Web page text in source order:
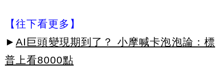
【往下看更多】
► AI巨頭變現期到了？ 小摩喊卡泡泡論：標
普上看8000點